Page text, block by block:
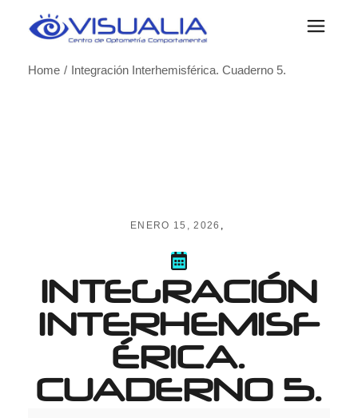
Home
Integración Interhemisférica. Cuaderno 5.
ENERO 15, 2026
INTEGRACIÓN
INTERHEMISF
ÉRICA.
CUADERNO 5.